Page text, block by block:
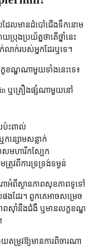
ដែលមានដំបៅជើងទឹកនោម
ប្រុងប្រយ័ត្នថាតើថ្នាំនេះ
ាក់របស់អ្នកដែរឬទេ។
ក្ខខណ្ឌណាមួយទាំងនេះទេ៖
ឬគ្រឿងផ្សំណាមួយនៅ
ប៉ះពាល់
ន្សោមសន្លាក់
សមហារីកស្បែក
រូវពីការទ្រទ្រង់ទម្ងន់
ាអំពីស្ថានភាពសុខភាពទូទៅ
ផងដែរ។ ពួកគេអាចសម្រេច
ាពស៊ាំនឹងជំងឺ ឬមានលក្ខខណ្ឌ
តម្រូវឱ្យមានការពិចារណា